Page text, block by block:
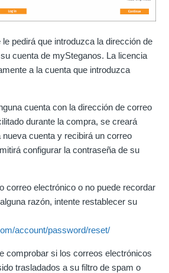
pedirá que introduzca la dirección de
cuenta de mySteganos. La licencia
a la cuenta que introduzca
cuenta con la dirección de correo
durante la compra, se creará
cuenta y recibirá un correo
configurar la contraseña de su
correo electrónico o no puede recordar
razón, intente restablecer su
account/password/reset/
comprobar si los correos electrónicos
trasladados a su filtro de spam o